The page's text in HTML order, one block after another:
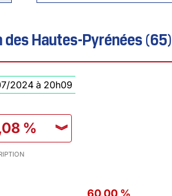
Hautes-Pyrénées (65)
2024 à 20h09
% ︾
60,00 %